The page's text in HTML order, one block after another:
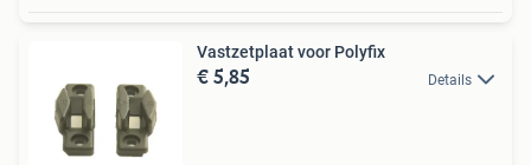
Vastzetplaat voor Polyfix
€ 5,85 Details